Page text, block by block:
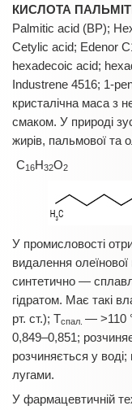
КИСЛОТА
Palmitic acid (BP);
Cetylic acid; Edenor
hexadecoic acid;
Industrene 4516; 1-
кристалічна маса з
смаком. У природі
жирів, пальмової та
C16H32O2
У промисловості
видалення
синтетично —
гідратом. Має такі
рт. ст.); Tспал. — >110
0,849–0,851;
розчиняється у
лугами.
У фармацевтичній